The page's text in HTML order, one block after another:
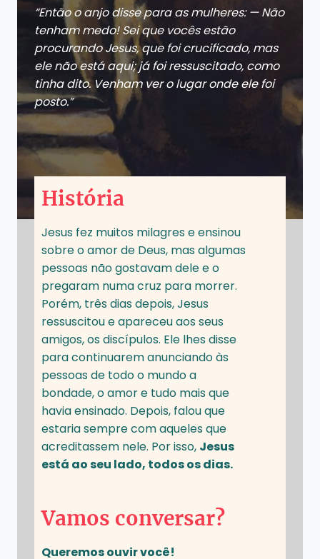
“Então o anjo disse para as mulheres: — Não
tenham medo! Sei que vocês estão
procurando Jesus, que foi crucificado, mas
ele não está aqui; já foi ressuscitado, como
tinha dito. Venham ver o lugar onde ele foi
posto.”
História
Jesus fez muitos milagres e ensinou
sobre o amor de Deus, mas algumas
pessoas não gostavam dele e o
pregaram numa cruz para morrer.
Porém, três dias depois, Jesus
ressuscitou e apareceu aos seus
amigos, os discípulos. Ele lhes disse
para continuarem anunciando às
pessoas de todo o mundo a
bondade, o amor e tudo mais que
havia ensinado. Depois, falou que
estaria sempre com aqueles que
acreditassem nele. Por isso, Jesus
está ao seu lado, todos os dias.
Vamos conversar?
Queremos ouvir você!